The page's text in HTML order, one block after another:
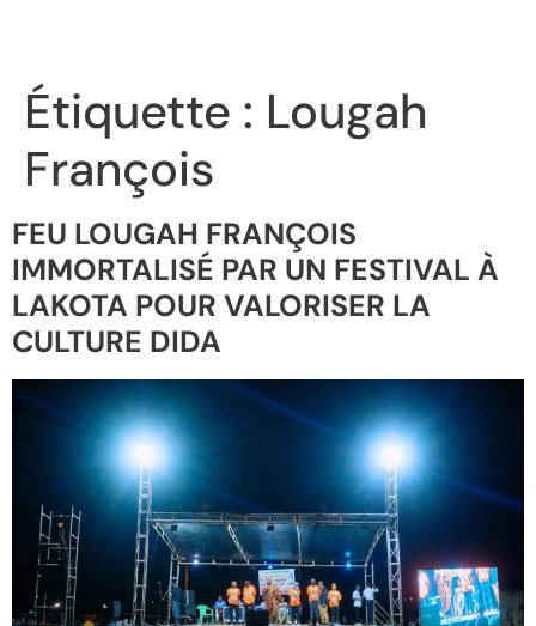
Étiquette : Lougah
François
FEU LOUGAH FRANÇOIS
IMMORTALISÉ PAR UN FESTIVAL À
LAKOTA POUR VALORISER LA
CULTURE DIDA